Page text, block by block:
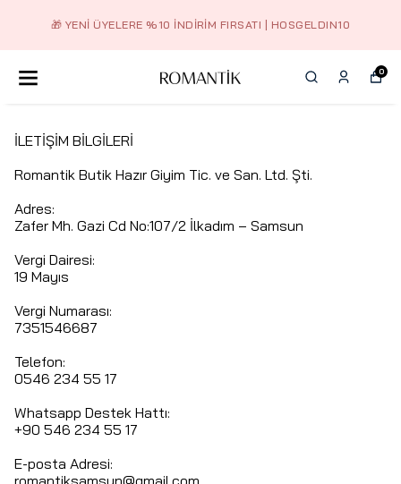
🎁 YENI ÜYELERE %10 İNDIRIM FIRSATI | HOSGELDIN10
0
İLETİŞİM BİLGİLERİ
Romantik Butik Hazır Giyim Tic. ve San. Ltd. Şti.
Adres:
Zafer Mh. Gazi Cd No:107/2 İlkadım – Samsun
Vergi Dairesi:
19 Mayıs
Vergi Numarası:
7351546687
Telefon:
0546 234 55 17
Whatsapp Destek Hattı:
+90 546 234 55 17
E-posta Adresi:
romantiksamsun@gmail.com